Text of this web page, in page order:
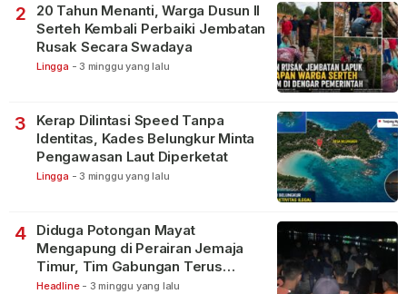
2
20 Tahun Menanti, Warga Dusun II
Serteh Kembali Perbaiki Jembatan
Rusak Secara Swadaya
Lingga - 3 minggu yang lalu
3
Kerap Dilintasi Speed Tanpa
Identitas, Kades Belungkur Minta
Pengawasan Laut Diperketat
Lingga - 3 minggu yang lalu
4
Diduga Potongan Mayat
Mengapung di Perairan Jemaja
Timur, Tim Gabungan Terus
Lakukan Pencarian
Headline - 3 minggu yang lalu